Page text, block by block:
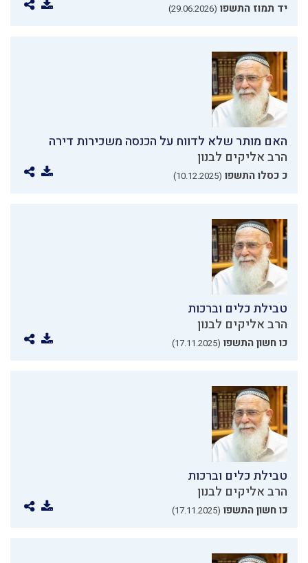
יד תמוז התשפו (29.06.2026)
האם מותר שלא לדווח על הכנסה משכירות דירה
הרב אליקים לבנון
כ כסלו התשפו (10.12.2025)
טבילת כלים וברכות
הרב אליקים לבנון
כו חשון התשפו (17.11.2025)
טבילת כלים וברכות
הרב אליקים לבנון
כו חשון התשפו (17.11.2025)